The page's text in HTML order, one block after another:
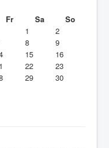
Fr Sa
So
1
2
8
9
15
16
22
23
29
30